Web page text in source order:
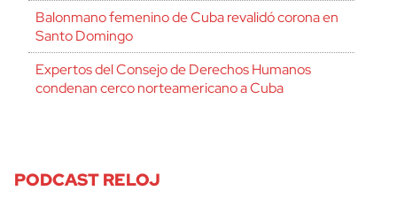
Balonmano femenino de Cuba revalidó corona en
Santo Domingo
Expertos del Consejo de Derechos Humanos
condenan cerco norteamericano a Cuba
PODCAST RELOJ